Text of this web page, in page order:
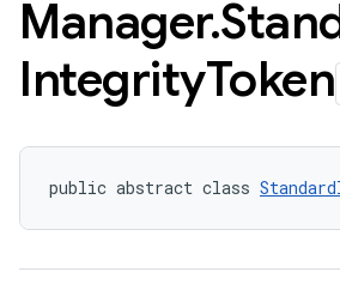
Manager.
IntegrityToken
public abstract class